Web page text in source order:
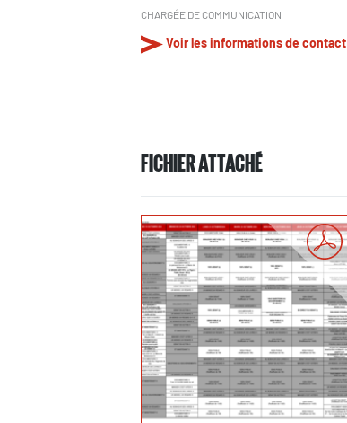
CHARGÉE DE COMMUNICATION
Voir les informations de contact
FICHIER ATTACHÉ